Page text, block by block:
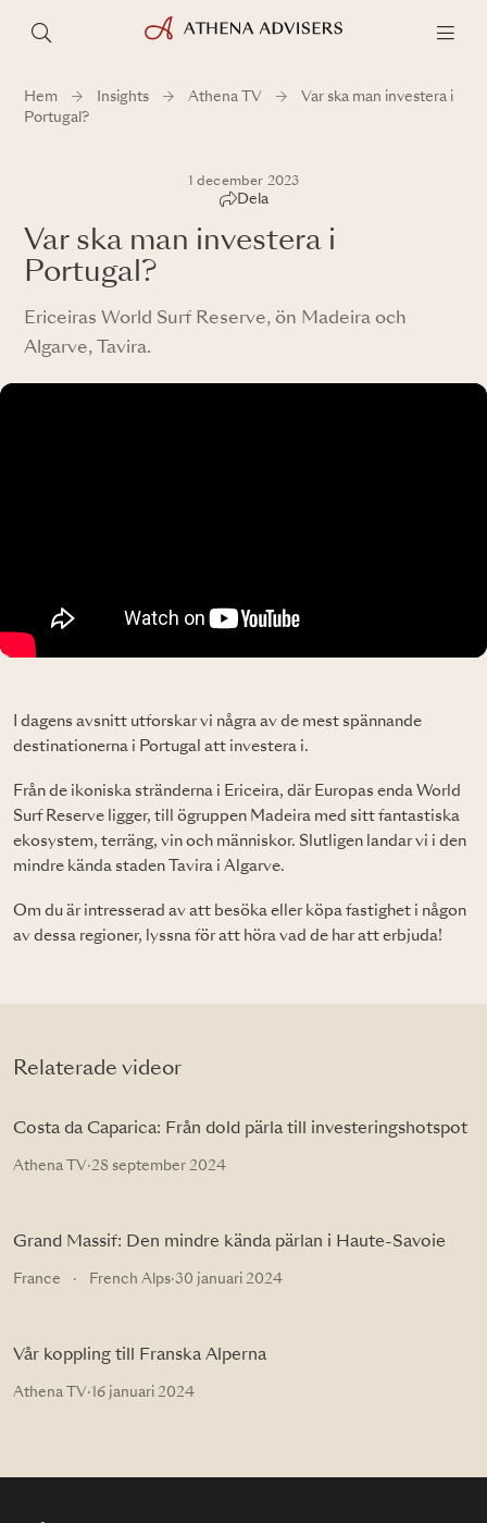
Hem Insights Athena TV
Var ska man investera i
Portugal?
1 december 2023
Dela
Var ska man investera i
Portugal?
Ericeiras World Surf Reserve, ön Madeira och
Algarve, Tavira.
I dagens avsnitt utforskar vi några av de mest spännande
destinationerna i Portugal att investera i.
Från de ikoniska stränderna i Ericeira, där Europas enda World
Surf Reserve ligger, till ögruppen Madeira med sitt fantastiska
ekosystem, terräng, vin och människor. Slutligen landar vi i den
mindre kända staden Tavira i Algarve.
Om du är intresserad av att besöka eller köpa fastighet i någon
av dessa regioner, lyssna för att höra vad de har att erbjuda!
Relaterade videor
Costa da Caparica: Från dold pärla till investeringshotspot
Athena TV·28 september 2024
Grand Massif: Den mindre kända pärlan i Haute-Savoie
France · French Alps·30 januari 2024
Vår koppling till Franska Alperna
Athena TV·16 januari 2024